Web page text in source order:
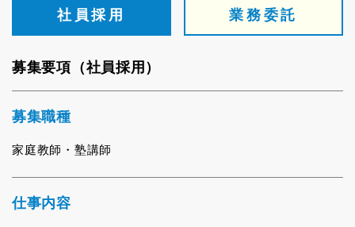
社員採用 業務委託
募集要項（社員採用）
募集職種
家庭教師・塾講師
仕事内容